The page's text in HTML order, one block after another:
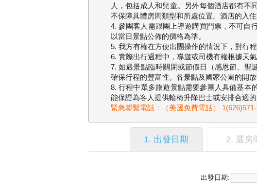
人，包括成人和兒童。另外每個酒店都有不
不保障具體房間類型和所處位置。酒店的入住
4. 參團客人需跟團上導遊購買門票，不可自
以當日景點公佈的價格為準。
5. 我方有權在方便出團操作的情況下，對行
6. 實際出行過程中，導遊或司機有權根據天
7. 如遇景點臨時關閉或節假日（感恩節、聖
確保行程的豐富性。各景點及國家公園的開
8. 行程中眾多旅遊景點需要參團人具備基本
能保證為客人提供輪椅升降巴士或安排合適的
緊急聯繫電話：（美國免費電話）
1. 出發日期 2. 選房
出發日期: